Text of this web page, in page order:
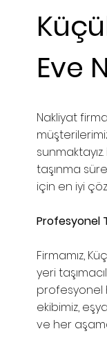
Eve
Nakliyat
taşınma
için en iyi
Profesyonel
Firmamız,
yeri
profesyonel
ekibimiz,
ve her